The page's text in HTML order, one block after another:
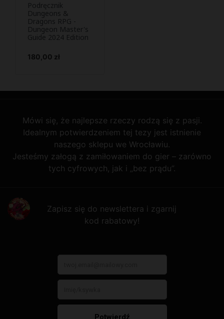
Podejrzyj i
kup
Podręcznik
Dungeons &
Dragons RPG -
Dungeon Master's
Guide 2024 Edition
Cena
180,00 zł
Mówi się, że najlepsze rzeczy rodzą się z pasji.
Idealnym potwierdzeniem tej tezy jest istnienie
naszego sklepu we Wrocławiu.
Jesteśmy załogą z zamiłowaniem do gier – zarówno
tych cyfrowych, jak i „bez prądu”.
Zapisz się do newslettera i zgarnij
kod rabatowy!